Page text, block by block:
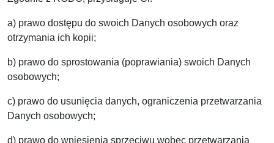
a) prawo dostępu do swoich Danych osobowych oraz
otrzymania ich kopii;
b) prawo do sprostowania (poprawiania) swoich Danych
osobowych;
c) prawo do usunięcia danych, ograniczenia przetwarzania
Danych osobowych;
d) prawo do wniesienia sprzeciwu wobec przetwarzania